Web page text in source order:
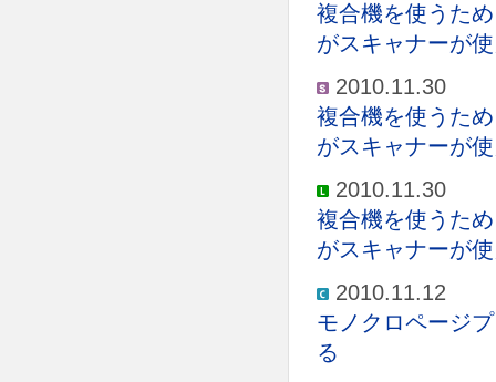
複合機を使うた
がスキャナーが
2010.11.30
複合機を使うた
がスキャナーが
2010.11.30
複合機を使うた
がスキャナーが
2010.11.12
モノクロページ
る